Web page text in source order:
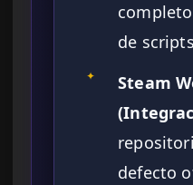
de
✦
Steam
defecto